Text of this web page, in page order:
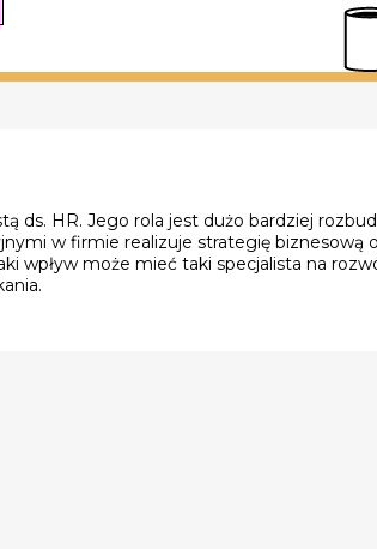
ds. HR. Jego rola jest dużo bardziej
w firmie realizuje strategię biznesową
wpływ może mieć taki specjalista na